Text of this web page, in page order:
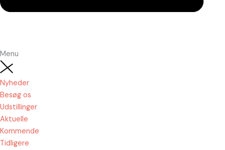
Menu
Nyheder
Besøg os
Udstillinger
Aktuelle
Kommende
Tidligere